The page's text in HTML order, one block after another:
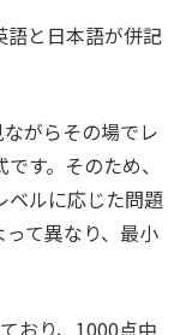
語と日本語が併記
がらその場でレ
す。そのため、
ベルに応じた問題
て異なり、最小
おり、1000点中